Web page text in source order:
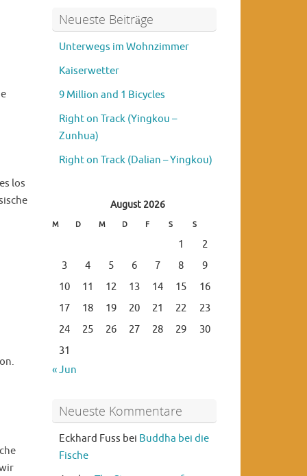
los
Neueste Beiträge
Unterwegs im Wohnzimmer
Kaiserwetter
9 Million and 1 Bicycles
Right on Track (Yingkou –
Zunhua)
Right on Track (Dalian – Yingkou)
August 2026
M D M D F S S
1
2
3
4 5 6 7 8
9
10
11 12 13 14 15
16
17
18 19 20 21 22
23
24
25 26 27 28 29
30
31
« Jun
Neueste Kommentare
Eckhard Fuss bei Buddha bei die
Fische